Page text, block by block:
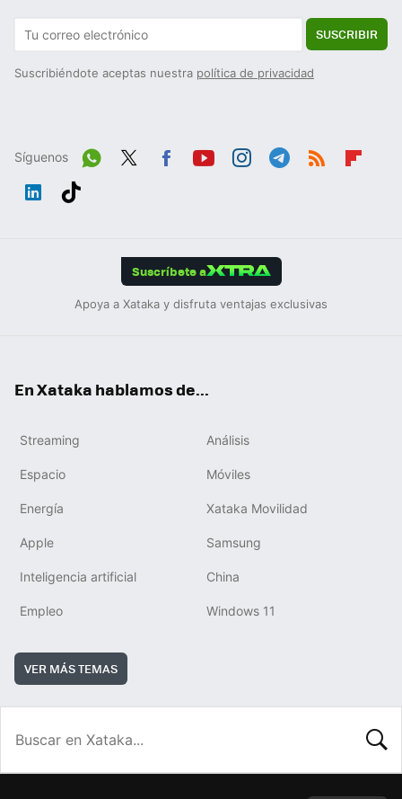
SUSCRIBIR
Suscribiéndote aceptas nuestra política de privacidad
Síguenos
Wh
Suscríbete a
Apoya a Xataka y disfruta ventajas exclusivas
En Xataka hablamos de...
Streaming Análisis
Espacio Móviles
Energía Xataka Movilidad
Apple Samsung
Inteligencia artificial China
Empleo Windows 11
VER MÁS TEMAS